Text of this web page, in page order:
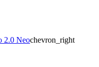
2.0 Neochevron_right